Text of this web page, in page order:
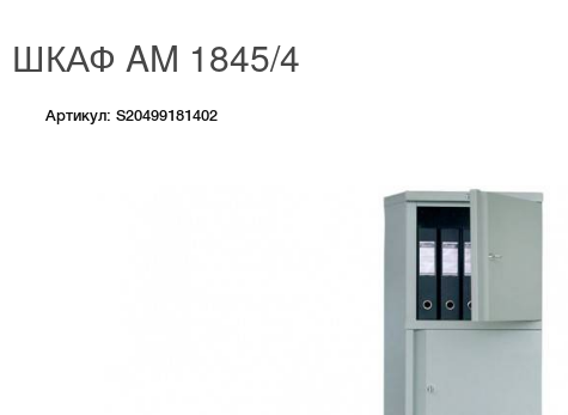
ШКАФ AM 1845/4
Артикул: S20499181402